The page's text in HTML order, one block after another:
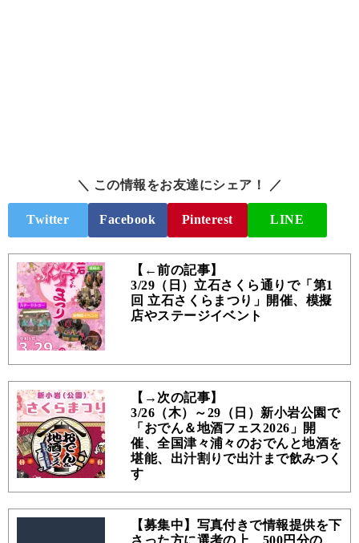
＼ この情報をお友達にシェア！ ／
Twitter Facebook Pinterest LINE
【←前の記事】
3/29（日）立石さくら通りで「第1
回 立石さくらまつり」開催、模擬
店やステージイベント
【→次の記事】
3/26（木）～29（日）新小岩公園で
「おでん＆地酒フェス2026」開
催、全国津々浦々のおでんと地酒を
堪能、出汁割りで出汁まで飲みつく
す
【募集中】写真付きで情報提供を下
さった方に選考の上、500円分の